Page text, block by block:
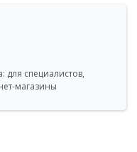
для специалистов,
магазины